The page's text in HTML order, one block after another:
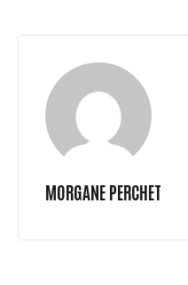
MORGANE PERCHET